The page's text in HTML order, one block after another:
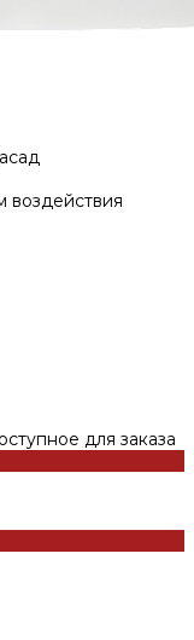
воздействия
для заказа